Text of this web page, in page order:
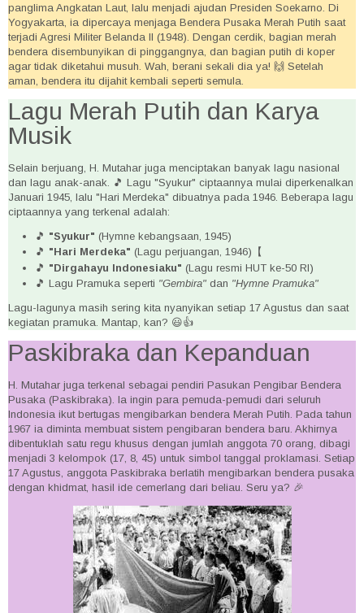
panglima Angkatan Laut, lalu menjadi ajudan Presiden Soekarno. Di
Yogyakarta, ia dipercaya menjaga Bendera Pusaka Merah Putih saat
terjadi Agresi Militer Belanda II (1948). Dengan cerdik, bagian merah
bendera disembunyikan di pinggangnya, dan bagian putih di koper
agar tidak diketahui musuh. Wah, berani sekali dia ya! 🙌 Setelah
aman, bendera itu dijahit kembali seperti semula.
Lagu Merah Putih dan Karya
Musik
Selain berjuang, H. Mutahar juga menciptakan banyak lagu nasional
dan lagu anak-anak. 🎵 Lagu "Syukur" ciptaannya mulai diperkenalkan
Januari 1945, lalu "Hari Merdeka" dibuatnya pada 1946. Beberapa lagu
ciptaannya yang terkenal adalah:
🎵 "Syukur" (Hymne kebangsaan, 1945)
🎵 "Hari Merdeka" (Lagu perjuangan, 1946)【
🎵 "Dirgahayu Indonesiaku" (Lagu resmi HUT ke-50 RI)
🎵 Lagu Pramuka seperti "Gembira"dan "Hymne Pramuka"
Lagu-lagunya masih sering kita nyanyikan setiap 17 Agustus dan saat
kegiatan pramuka. Mantap, kan? 😃👍
Paskibraka dan Kepanduan
H. Mutahar juga terkenal sebagai pendiri Pasukan Pengibar Bendera
Pusaka (Paskibraka). Ia ingin para pemuda-pemudi dari seluruh
Indonesia ikut bertugas mengibarkan bendera Merah Putih. Pada tahun
1967 ia diminta membuat sistem pengibaran bendera baru. Akhirnya
dibentuklah satu regu khusus dengan jumlah anggota 70 orang, dibagi
menjadi 3 kelompok (17, 8, 45) untuk simbol tanggal proklamasi. Setiap
17 Agustus, anggota Paskibraka berlatih mengibarkan bendera pusaka
dengan khidmat, hasil ide cemerlang dari beliau. Seru ya? 🎉